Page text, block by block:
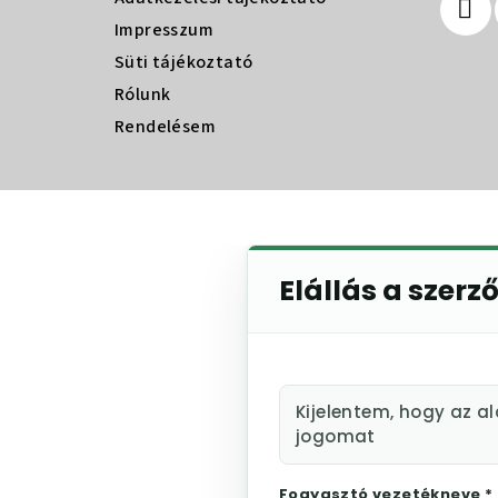
Impresszum
Süti tájékoztató
Rólunk
Rendelésem
Elállás a
Kijelentem, hogy az
jogomat